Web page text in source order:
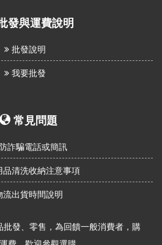
發與運費說明
批發說明
我要批發
常見問題
詐騙電話或簡訊
品清洗收納注意事項
流出貨時間說明
發、零售，為回饋一般消費者，購